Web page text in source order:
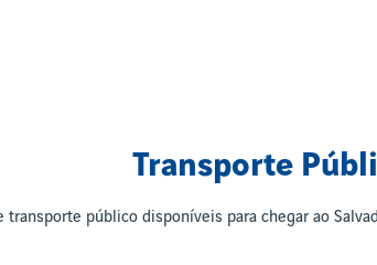
Transporte
transporte público disponíveis para chegar ao